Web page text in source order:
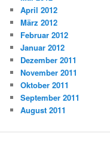
April 2012
März 2012
Februar 2012
Januar 2012
Dezember 2011
November 2011
Oktober 2011
September 2011
August 2011